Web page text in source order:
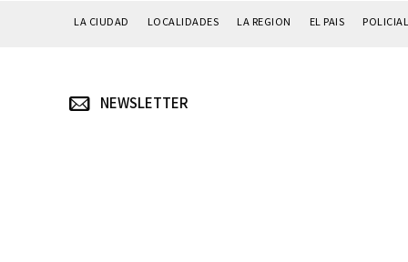
LA CIUDAD LOCALIDADES LA REGION EL PAIS
NEWSLETTER